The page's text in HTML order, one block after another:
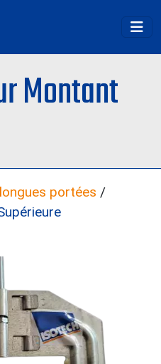
Montant
portées /